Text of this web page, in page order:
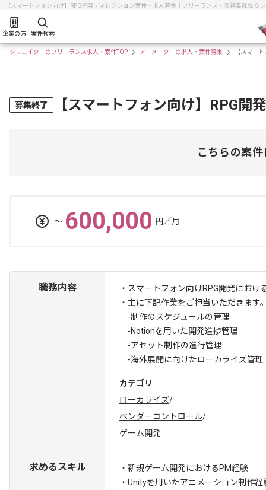
【スマートフォン向け】RPG開発ディレクション案件・求人募集｜フリーランス・業務委託なら
企業の方 案件検索
クリエイターのフリーランス求人・案件TOP アニメーターの求人・案件募集 【スマー
募集終了 【スマートフォン向け】RPG開
こちらの案
〜 600,000 円／月
職務内容
・スマートフォン向けRPG開発にお
・主に下記作業をご担当いただきます
-制作のスケジュールの管理
-Notionを用いた開発進捗管理
-アセット制作の進行管理
-海外展開に向けたローカライズ管理
カテゴリ
ローカライズ/
ベンダーコントロール/
ゲーム開発
求めるスキル
・新規ゲーム開発におけるPM経験
・Unityを用いたアニメーション制作経